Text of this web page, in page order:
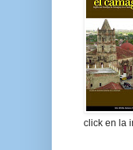
click en la